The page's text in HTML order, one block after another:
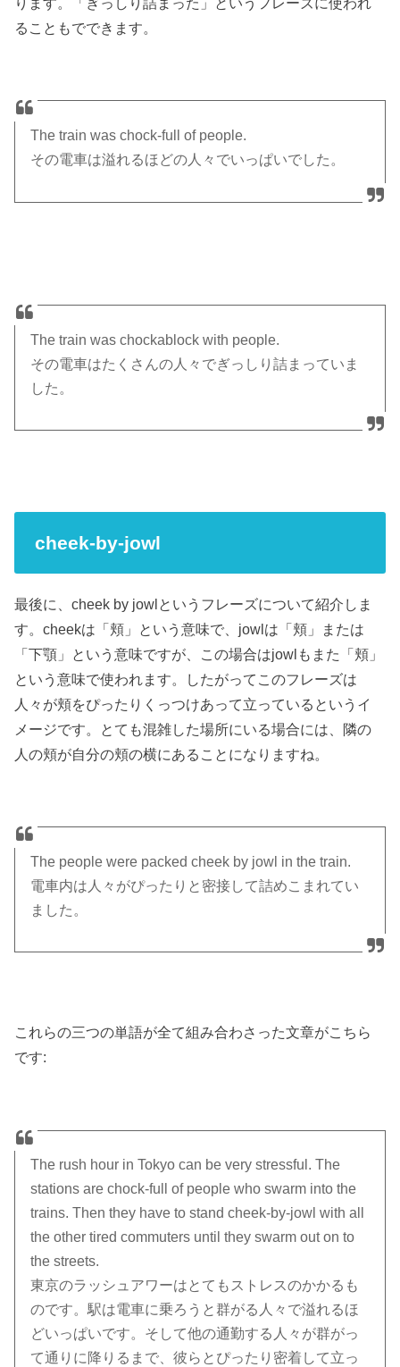
ることもでできます。
The train was chock-full of people.
その電車は溢れるほどの人々でいっぱいでした。
The train was chockablock with people.
その電車はたくさんの人々でぎっしり詰まっていま
した。
cheek-by-jowl
最後に、cheek by jowlというフレーズについて紹介しま
す。cheekは「頬」という意味で、jowlは「頬」または
「下顎」という意味ですが、この場合はjowlもまた「頬」
という意味で使われます。したがってこのフレーズは
人々が頬をぴったりくっつけあって立っているというイ
メージです。とても混雑した場所にいる場合には、隣の
人の頬が自分の頬の横にあることになりますね。
The people were packed cheek by jowl in the train.
電車内は人々がぴったりと密接して詰めこまれてい
ました。
これらの三つの単語が全て組み合わさった文章がこちら
です:
The rush hour in Tokyo can be very stressful. The
stations are chock-full of people who swarm into the
trains. Then they have to stand cheek-by-jowl with all
the other tired commuters until they swarm out on to
the streets.
東京のラッシュアワーはとてもストレスのかかるも
のです。駅は電車に乗ろうと群がる人々で溢れるほ
どいっぱいです。そして他の通勤する人々が群がっ
て通りに降りるまで、彼らとぴったり密着して立っ